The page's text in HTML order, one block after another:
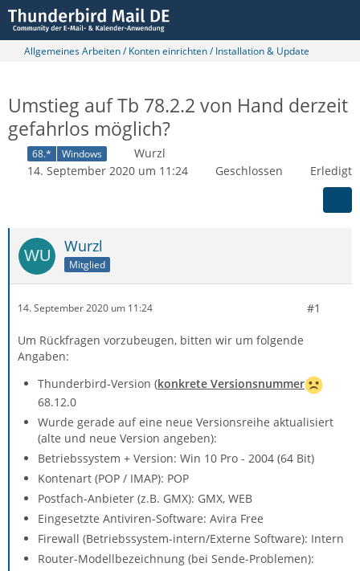
Allgemeines Arbeiten / Konten einrichten / Installation & Update
Umstieg auf Tb 78.2.2 von Hand derzeit
gefahrlos möglich?
68.* Windows
Wurzl
14. September 2020 um 11:24
Geschlossen Erledigt
Wurzl
Mitglied
14. September 2020 um 11:24 #1
Um Rückfragen vorzubeugen, bitten wir um folgende
Angaben:
Thunderbird-Version (konkrete Versionsnummer
68.12.0
Wurde gerade auf eine neue Versionsreihe aktualisiert
(alte und neue Version angeben):
Betriebssystem + Version: Win 10 Pro - 2004 (64 Bit)
Kontenart (POP / IMAP): POP
Postfach-Anbieter (z.B. GMX): GMX, WEB
Eingesetzte Antiviren-Software: Avira Free
Firewall (Betriebssystem-intern/Externe Software): Intern
Router-Modellbezeichnung (bei Sende-Problemen):